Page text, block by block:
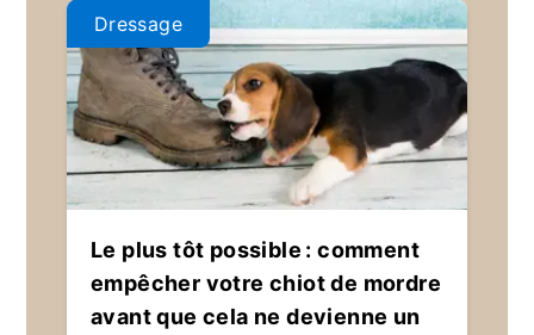
Dressage
Le plus tôt possible : comment
empêcher votre chiot de mordre
avant que cela ne devienne un